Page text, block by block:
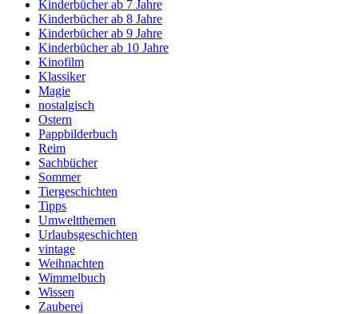
Kinderbücher ab 7 Jahre
Kinderbücher ab 8 Jahre
Kinderbücher ab 9 Jahre
Kinderbücher ab 10 Jahre
Kinofilm
Klassiker
Magie
nostalgisch
Ostern
Pappbilderbuch
Reim
Sachbücher
Sommer
Tiergeschichten
Tipps
Umweltthemen
Urlaubsgeschichten
vintage
Weihnachten
Wimmelbuch
Wissen
Zauberei